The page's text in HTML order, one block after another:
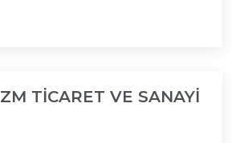
TİCARET VE SANAYİ